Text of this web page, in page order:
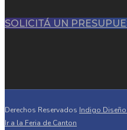
SOLICITÁ UN
Derechos Reservados Indigo
Ir a la Feria de Canton